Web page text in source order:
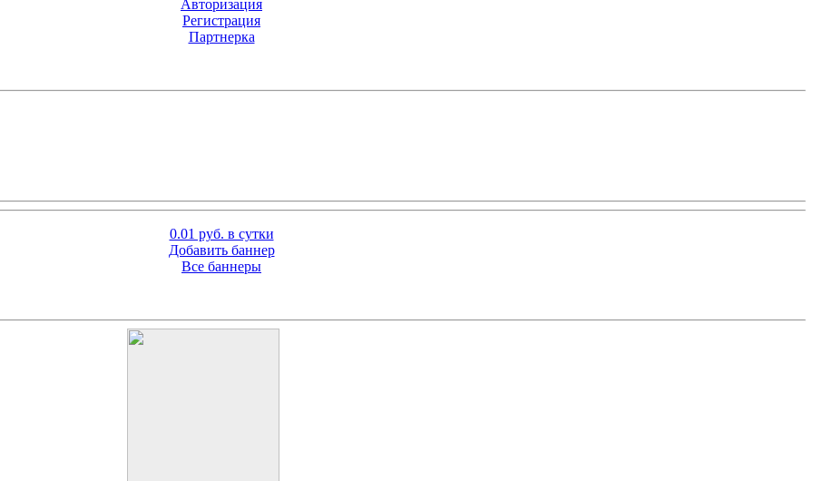
Авторизация
Регистрация
Партнерка
0.01 руб. в сутки
Добавить баннер
Все баннеры